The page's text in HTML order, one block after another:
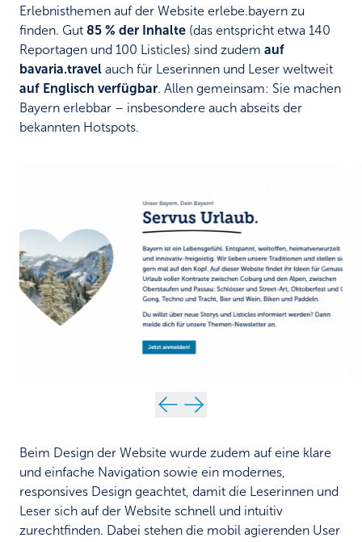
Erlebnisthemen auf der Website erlebe.bayern zu
finden. Gut 85 % der Inhalte (das entspricht etwa 140
Reportagen und 100 Listicles) sind zudem auf
bavaria.travel auch für Leserinnen und Leser weltweit
auf Englisch verfügbar. Allen gemeinsam: Sie machen
Bayern erlebbar – insbesondere auch abseits der
bekannten Hotspots.
Beim Design der Website wurde zudem auf eine klare
und einfache Navigation sowie ein modernes,
responsives Design geachtet, damit die Leserinnen und
Leser sich auf der Website schnell und intuitiv
zurechtfinden. Dabei stehen die mobil agierenden User